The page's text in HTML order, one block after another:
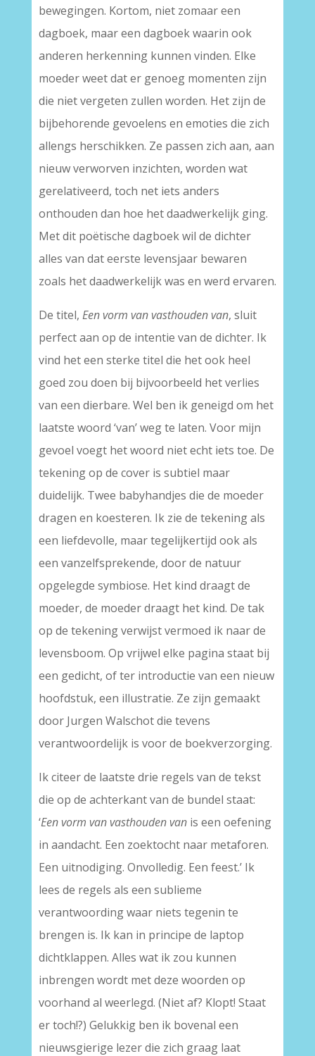
bewegingen. Kortom, niet zomaar een
dagboek, maar een dagboek waarin ook
anderen herkenning kunnen vinden. Elke
moeder weet dat er genoeg momenten zijn
die niet vergeten zullen worden. Het zijn de
bijbehorende gevoelens en emoties die zich
allengs herschikken. Ze passen zich aan, aan
nieuw verworven inzichten, worden wat
gerelativeerd, toch net iets anders
onthouden dan hoe het daadwerkelijk ging.
Met dit poëtische dagboek wil de dichter
alles van dat eerste levensjaar bewaren
zoals het daadwerkelijk was en werd ervaren.
De titel, Een vorm van vasthouden van, sluit
perfect aan op de intentie van de dichter. Ik
vind het een sterke titel die het ook heel
goed zou doen bij bijvoorbeeld het verlies
van een dierbare. Wel ben ik geneigd om het
laatste woord ‘van’ weg te laten. Voor mijn
gevoel voegt het woord niet echt iets toe. De
tekening op de cover is subtiel maar
duidelijk. Twee babyhandjes die de moeder
dragen en koesteren. Ik zie de tekening als
een liefdevolle, maar tegelijkertijd ook als
een vanzelfsprekende, door de natuur
opgelegde symbiose. Het kind draagt de
moeder, de moeder draagt het kind. De tak
op de tekening verwijst vermoed ik naar de
levensboom. Op vrijwel elke pagina staat bij
een gedicht, of ter introductie van een nieuw
hoofdstuk, een illustratie. Ze zijn gemaakt
door Jurgen Walschot die tevens
verantwoordelijk is voor de boekverzorging.
Ik citeer de laatste drie regels van de tekst
die op de achterkant van de bundel staat:
‘Een vorm van vasthouden vanis een oefening
in aandacht. Een zoektocht naar metaforen.
Een uitnodiging. Onvolledig. Een feest.’ Ik
lees de regels als een sublieme
verantwoording waar niets tegenin te
brengen is. Ik kan in principe de laptop
dichtklappen. Alles wat ik zou kunnen
inbrengen wordt met deze woorden op
voorhand al weerlegd. (Niet af? Klopt! Staat
er toch!?) Gelukkig ben ik bovenal een
nieuwsgierige lezer die zich graag laat